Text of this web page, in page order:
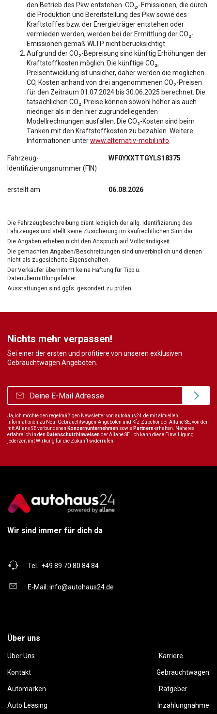
den Betrieb des Pkw entstehen. CO₂,-Emissionen, die durch
die Produktion und Bereitstellung des Pkw sowie des
Kraftstoffes bzw. der Energieträger entstehen oder
vermieden werden, werden bei der Ermittlung der CO₂-
Emissionen gemäß WLTP nicht berücksichtigt.
Aufgrund der CO₂-Bepreisung sind künftig Erhöhungen der
Kraftstoffkosten möglich. Die künftige CO₂,
Preisentwicklung ist unsicher, daher werden die möglichen
CO, Kosten anhand von drei angenommenen CO₂-Preisen
für den Zeitraum 01.07.2024 bis 30.06.2025 berechnet. Die
tatsächlichen CO₂-Preise können sowohl höher als auch
niedriger als in den hier zugrundeliegenden
Modellrechnungen ausfallen. Die CO₂-Kosten sind beim
Tanken mit den Kraftstoffkosten zu bezahlen. Weitere
Informationen unterwww.alternativ-mobil.info.
Fahrzeug-
Identifizierungsnummer (FIN)
WF0YXXTTGYLS18375
erstellt am 06.08.2026
Die Fahrzeugbeschreibung dient lediglich der allg. Identifizierung des
Fahrzeuges und stellt keine Zusicherung im kaufrechtlichen Sinn dar.
Die Angaben erheben nicht den Anspruch auf Vollständigkeit.
Die gemachten Angaben/Beschreibungen sind unverbindlich und dienen
nicht als zugesicherte Eigenschaften.
Der Verkäufer übernimmt keine Haftung für Tipp u.
Datenübermittlungsfehler.
Ausstattungen sind ggfs. gesondert zu prüfen.
Nichts mehr verpassen!
Sei einer der ersten und profitiere von unseren exklusiven
Gebrauchtwagen Angeboten.
Ja, ich möchte den regelmäßigen Newsletter von autohaus24.de mit aktuellen
Informationen zu Neu- Gebrauchtwagen-Angeboten und Kfz-Zubehör der Allane SE, von den
mit Allane SE verbundenen Konzernunternehmen sowie Partnernerhalten. Näheres
erfahre ich in den Datenschutzhinweisender Allane SE. Ich kann diese Einwilligung
jederzeit mit Wirkung für die Zukunft widerrufen.
Wir sind immer für dich da
Tel.: +49 89 70 80 84 84
E-Mail: info@autohaus24.de
Über uns
Über Uns Karriere
Kontakt Gebrauchtwagen
Automarken Ratgeber
Auto Leasing Inzahlungnahme